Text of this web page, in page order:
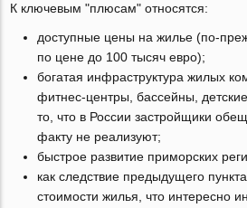
К ключевым "плюсам" относятся:
доступные цены на жилье (по-
по цене до 100 тысяч евро);
богатая инфраструктура жилых
фитнес-центры, бассейны,
то, что в России застройщики
факту не реализуют;
быстрое развитие приморских
как следствие предыдущего
стоимости жилья, что интересно